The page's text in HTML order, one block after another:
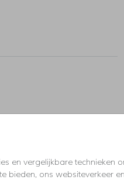
en vergelijkbare technieken
bieden, ons websiteverkeer